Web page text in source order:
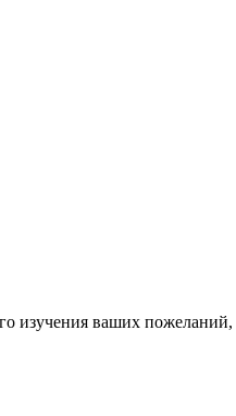
изучения ваших пожеланий,